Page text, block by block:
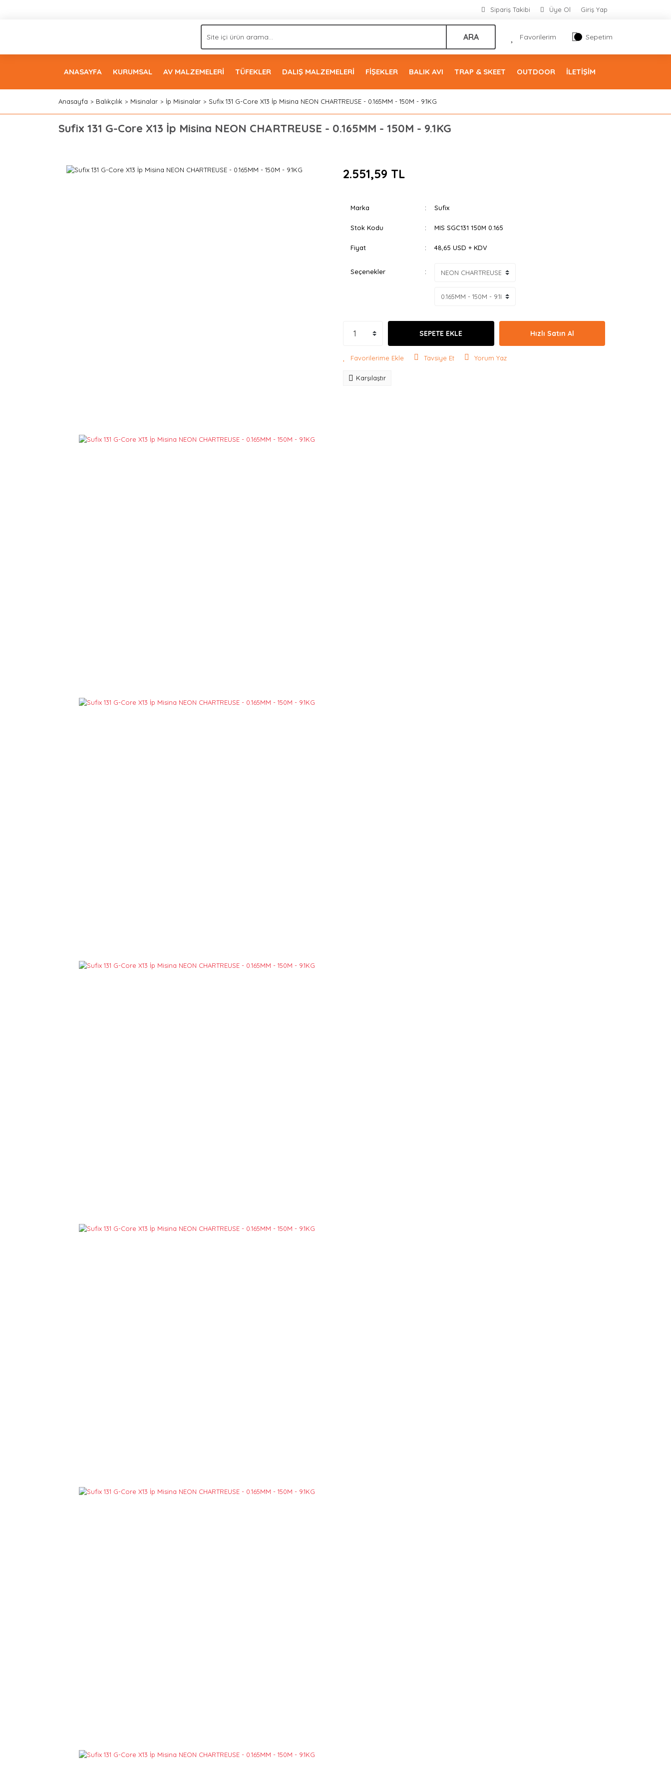
Sipariş Takibi Üye Ol Giriş Yap
ARA Favorilerim Sepetim
ANASAYFA KURUMSAL AV MALZEMELERİ TÜFEKLER DALIŞ MALZEMELERİ FİŞEKLER BALIK AVI TRAP & SKEET OUTDOOR İLETİŞİM
Anasayfa Balıkçılık Misinalar İp Misinalar Sufix 131 G-Core X13 İp Misina NEON CHARTREUSE - 0.165MM - 150M - 9.1KG
Sufix 131 G-Core X13 İp Misina NEON CHARTREUSE - 0.165MM - 150M - 9.1KG
2.551,59 TL
Marka Sufix
Stok Kodu MIS SGC131 150M 0.165
Fiyat 48,65 USD + KDV
Seçenekler
SEPETE EKLE Hızlı Satın Al
Tavsiye Et Yorum Yaz
Karşılaştır